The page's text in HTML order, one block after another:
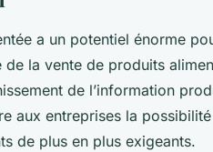
a un potentiel énorme
de la vente de produits
de l’information
aux entreprises la
de plus en plus exigeants.